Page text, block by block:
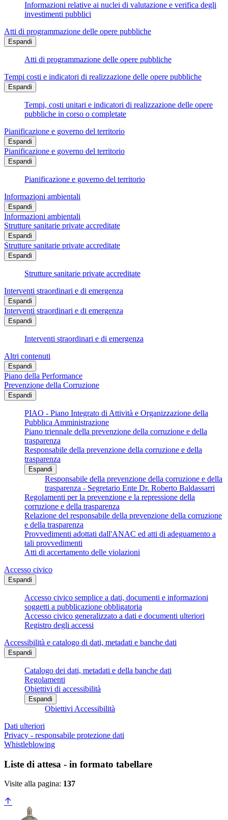
Informazioni relative ai nuclei di valutazione e verifica degli
investimenti pubblici
Atti di programmazione delle opere pubbliche
Espandi
Atti di programmazione delle opere pubbliche
Tempi costi e indicatori di realizzazione delle opere pubbliche
Espandi
Tempi, costi unitari e indicatori di realizzazione delle opere
pubbliche in corso o completate
Pianificazione e governo del territorio
Espandi
Pianificazione e governo del territorio
Espandi
Pianificazione e governo del territorio
Informazioni ambientali
Espandi
Informazioni ambientali
Strutture sanitarie private accreditate
Espandi
Strutture sanitarie private accreditate
Espandi
Strutture sanitarie private accreditate
Interventi straordinari e di emergenza
Espandi
Interventi straordinari e di emergenza
Espandi
Interventi straordinari e di emergenza
Altri contenuti
Espandi
Piano della Performance
Prevenzione della Corruzione
Espandi
PIAO - Piano Integrato di Attività e Organizzazione della
Pubblica Amministrazione
Piano triennale della prevenzione della corruzione e della
trasparenza
Responsabile della prevenzione della corruzione e della
trasparenza
Espandi
Responsabile della prevenzione della corruzione e della
trasparenza - Segretario Ente Dr. Roberto Baldassarri
Regolamenti per la prevenzione e la repressione della
corruzione e della trasparenza
Relazione del responsabile della prevenzione della corruzione
e della trasparenza
Provvedimenti adottati dall'ANAC ed atti di adeguamento a
tali provvedimenti
Atti di accertamento delle violazioni
Accesso civico
Espandi
Accesso civico semplice a dati, documenti e informazioni
soggetti a pubblicazione obbligatoria
Accesso civico generalizzato a dati e documenti ulteriori
Registro degli accessi
Accessibilità e catalogo di dati, metadati e banche dati
Espandi
Catalogo dei dati, metadati e della banche dati
Regolamenti
Obiettivi di accessibilità
Espandi
Obiettivi Accessibilità
Dati ulteriori
Privacy - responsabile protezione dati
Whistleblowing
Liste di attesa - in formato tabellare
Visite alla pagina: 137